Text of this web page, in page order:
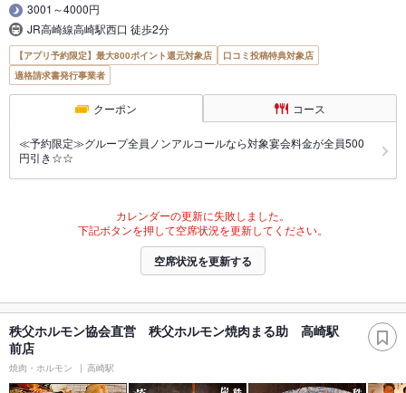
3001～4000円
JR高崎線高崎駅西口 徒歩2分
【アプリ予約限定】最大800ポイント還元対象店
口コミ投稿特典対象店
適格請求書発行事業者
クーポン コース
≪予約限定≫グループ全員ノンアルコールなら対象宴会料金が全員500
円引き☆☆
カレンダーの更新に失敗しました。
下記ボタンを押して空席状況を更新してください。
空席状況を更新する
秩父ホルモン協会直営 秩父ホルモン焼肉まる助 高崎駅
前店
焼肉・ホルモン 高崎駅